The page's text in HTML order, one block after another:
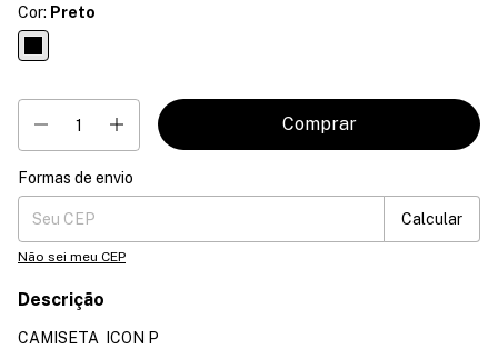
Cor: Preto
Entregas para o CEP:
Formas de envio
Calcular
Não sei meu CEP
Descrição
CAMISETA ICON P